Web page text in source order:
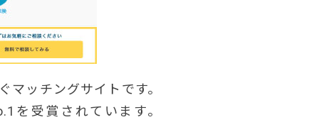
ッチングサイトです。
を受賞されています。